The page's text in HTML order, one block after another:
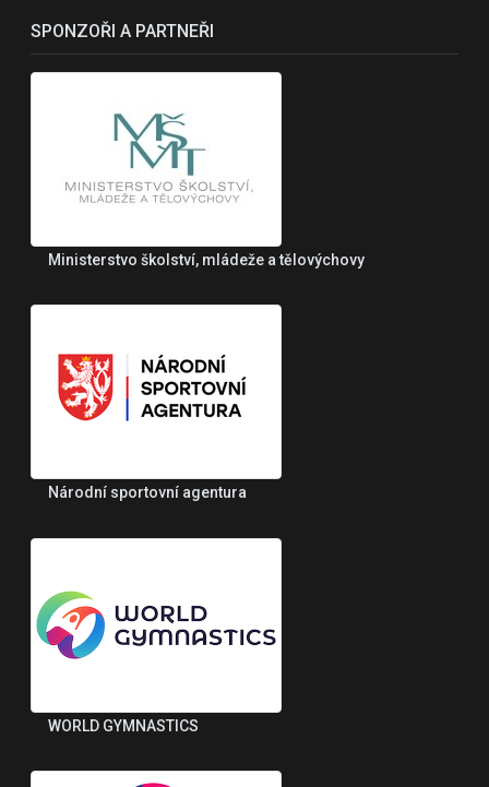
SPONZOŘI A PARTNEŘI
Ministerstvo školství, mládeže a tělovýchovy
Národní sportovní agentura
WORLD GYMNASTICS